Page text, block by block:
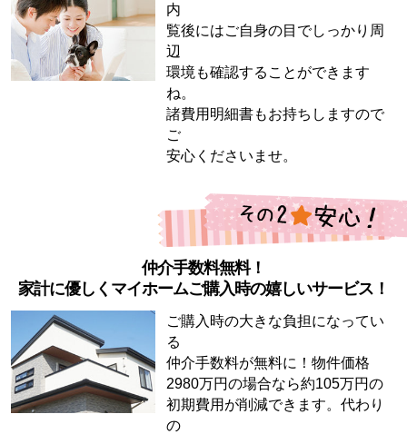
内
覧後にはご自身の目でしっかり周
辺
環境も確認することができます
ね。
諸費用明細書もお持ちしますので
ご
安心くださいませ。
仲介手数料無料！
家計に優しくマイホームご購入時の嬉しいサービス！
ご購入時の大きな負担になってい
る
仲介手数料が無料に！物件価格
2980万円の場合なら約105万円の
初期費用が削減できます。代わり
の